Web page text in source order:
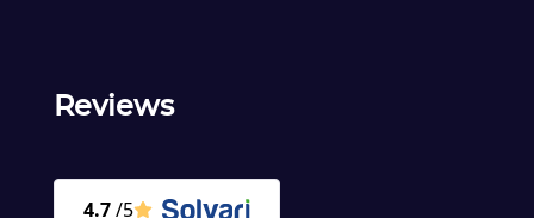
Reviews